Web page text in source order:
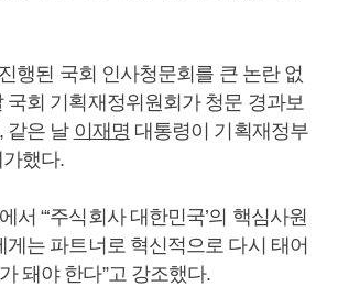
행된 국회 인사청문회를 큰 논란 없
국회 기획재정위원회가 청문 경과보
같은 날 이재명 대통령이 기획재정부
했다.
서 “‘주식회사 대한민국’의 핵심사원
게는 파트너로 혁신적으로 다시 태어
돼야 한다”고 강조했다.